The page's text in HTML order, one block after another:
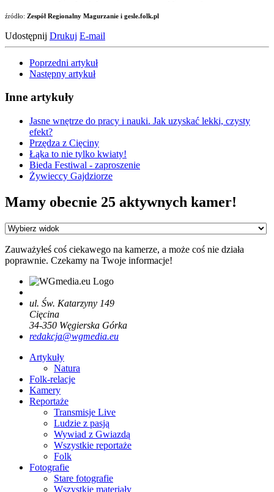
źródło: Zespół Regionalny Magurzanie i gesle.folk.pl
Udostępnij Drukuj E-mail
Poprzedni artykuł
Następny artykuł
Inne artykuły
Jasne wnętrze do pracy i nauki. Jak uzyskać lekki, czysty
efekt?
Przędza z Cięciny
Łąka to nie tylko kwiaty!
Bieda Festiwal - zaproszenie
Żywieccy Gajdziorze
Mamy obecnie 25 aktywnych kamer!
Zauważyłeś coś ciekawego na kamerze, a może coś nie działa
poprawnie. Czekamy na Twoje informacje!
ul. Św. Katarzyny 149
Cięcina
34-350 Węgierska Górka
redakcja@wgmedia.eu
Artykuły
Natura
Folk-relacje
Kamery
Reportaże
Transmisje Live
Ludzie z pasją
Wywiad z Gwiazdą
Wszystkie reportaże
Folk
Fotografie
Stare fotografie
Wszystkie materiały